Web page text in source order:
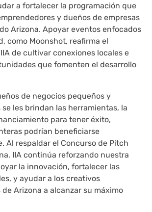
a fortalecer la programación que
y dueños de empresas
Arizona. Apoyar eventos enfocados
como Moonshot, reafirma el
de cultivar conexiones locales e
que fomenten el desarrollo
de negocios pequeños y
les brindan las herramientas, la
para tener éxito,
podrían beneficiarse
Al respaldar el Concurso de Pitch
IIA continúa reforzando nuestra
la innovación, fortalecer las
y ayudar a los creativos
Arizona a alcanzar su máximo